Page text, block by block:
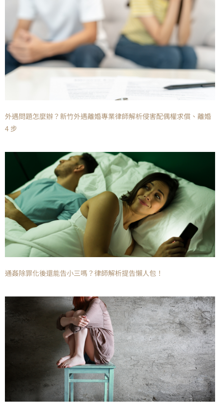
外遇問題怎麼辦？新竹外遇離婚專業律師解析侵害配偶權求償、離婚
4 步
通姦除罪化後還能告小三嗎？律師解析提告懶人包！